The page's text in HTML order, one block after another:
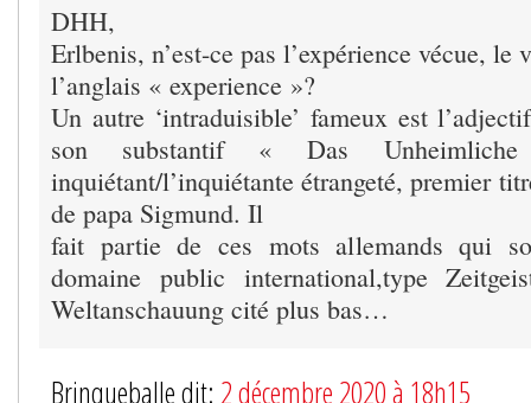
DHH,
Erlbenis, n’est-ce pas l’expérience vécue, le
l’anglais « experience »?
Un autre ‘intraduisible’ fameux est
son substantif « Das
inquiétant/l’inquiétante étrangeté, premier
de papa Sigmund. Il
fait partie de ces mots allemands qui
domaine public international,type
Weltanschauung cité plus bas…
Brinqueballe dit: 2 décembre 2020 à 18h15